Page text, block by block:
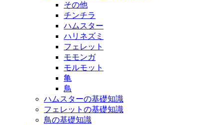
その他
チンチラ
ハムスター
ハリネズミ
フェレット
モモンガ
モルモット
亀
鳥
ハムスターの基礎知識
フェレットの基礎知識
鳥の基礎知識